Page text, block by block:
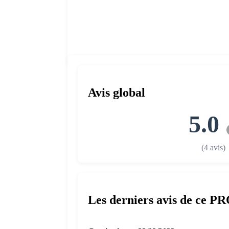
Avis global
5.0
(4 avis)
Les derniers avis de ce